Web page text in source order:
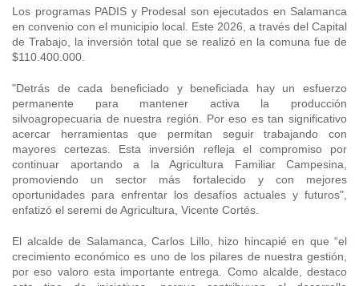
Los programas PADIS y Prodesal son ejecutados en Salamanca
en convenio con el municipio local. Este 2026, a través del Capital
de Trabajo, la inversión total que se realizó en la comuna fue de
$110.400.000.
"Detrás de cada beneficiado y beneficiada hay un esfuerzo
permanente para mantener activa la producción
silvoagropecuaria de nuestra región. Por eso es tan significativo
acercar herramientas que permitan seguir trabajando con
mayores certezas. Esta inversión refleja el compromiso por
continuar aportando a la Agricultura Familiar Campesina,
promoviendo un sector más fortalecido y con mejores
oportunidades para enfrentar los desafíos actuales y futuros",
enfatizó el seremi de Agricultura, Vicente Cortés.
El alcalde de Salamanca, Carlos Lillo, hizo hincapié en que “el
crecimiento económico es uno de los pilares de nuestra gestión,
por eso valoro esta importante entrega. Como alcalde, destaco